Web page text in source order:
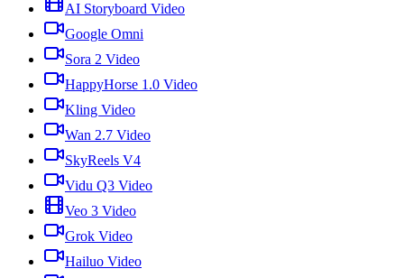
AI Storyboard Video
Google Omni
Sora 2 Video
HappyHorse 1.0 Video
Kling Video
Wan 2.7 Video
SkyReels V4
Vidu Q3 Video
Veo 3 Video
Grok Video
Hailuo Video